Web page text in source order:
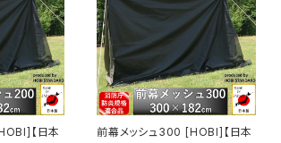
【日本
前幕メッシュ300 [HOBI]【日本